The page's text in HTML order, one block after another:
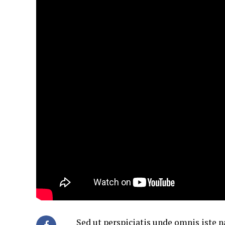
Sed ut perspiciatis unde omnis iste